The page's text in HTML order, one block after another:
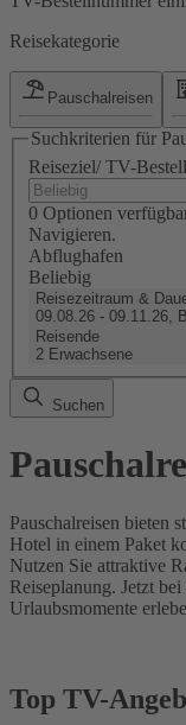
Reisekategorie
Pauschalreisen
Suchkriterien für
Reiseziel/ TV-
0 Optionen
Navigieren.
Abflughafen
Beliebig
Reisezeitraum &
09.08.26 - 09.11.26,
Reisende
2 Erwachsene
Suchen
Pauschalreisen bieten
Hotel in einem Paket
Nutzen Sie attraktive
Reiseplanung. Jetzt
Urlaubsmomente
Top TV-